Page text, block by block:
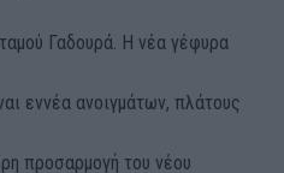
Γαδουρά. Η νέα γέφυρα
εννέα ανοιγμάτων, πλάτους
προσαρμογή του νέου